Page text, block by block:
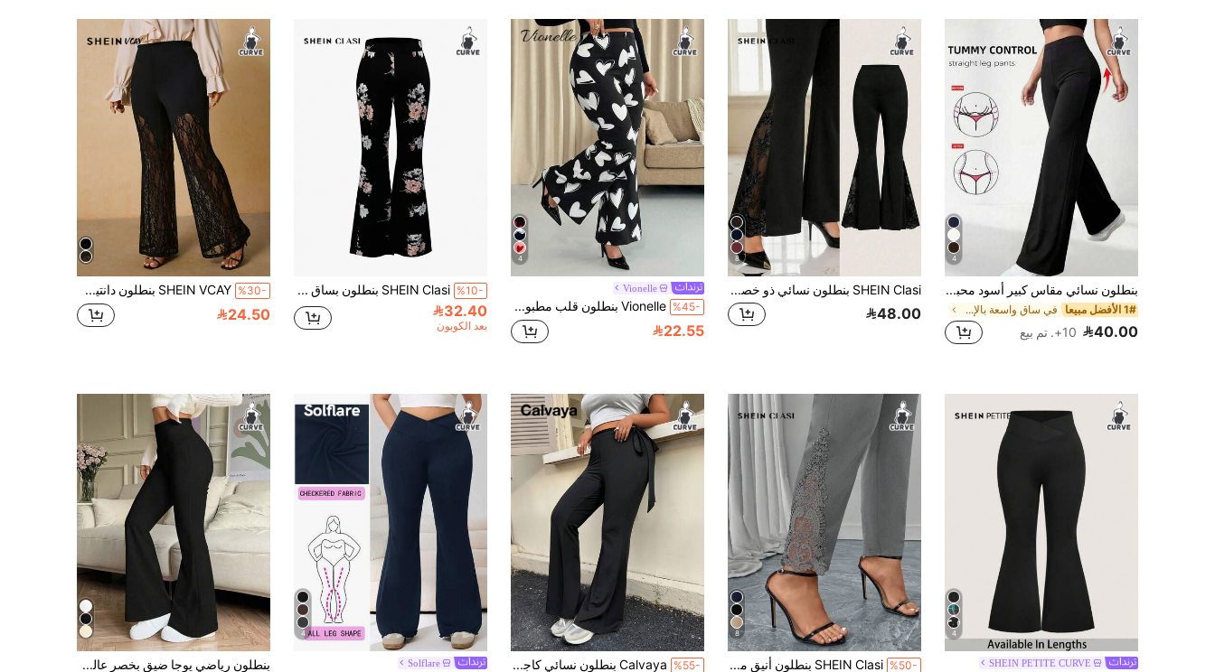
4
بنطلون نسائي مقاس كبير أسود محبوك بقصة واسعة، بنطلون طويل مستقيم الساق بمرونة عالية، قماش ناعم وقابل للتنفس، ملابس رياضية وكاجوال
1# الأفضل مبيعا في ساق واسعة بالإضافة إلى حجم القيعان
40.00 10+. تم بيع
8
SHEIN Clasi بنطلون نسائي ذو خصر مطاطي لون أحادي مع تباين الدانتيل المنفرج لأحجام كبيرة
48.00
4
Vionelle
%45- Vionelle بنطلون قلب مطبوع أنيق مرن ذو قصة واسعة، بنطلون مطبوع بالقلوب باللونين الأسود والأبيض، بنطلون ساق واسعة للنساء، بنطلون مطبوع
22.55
%10- SHEIN Clasi بنطلون بساق واسع طباعة الأزهار مقاس كبير
32.40
بعد الكوبون
%30- SHEIN VCAY بنطلون دانتيل واسع الأرجل للحفلات الرومانسية، بنطلون دانتيل أسود طويل وجذاب للنساء للحفلات والمناسبات في فصلي الخريف والشتاء
24.50
4
SHEIN PETITE CURVE
8
%50- SHEIN Clasi بنطلون أنيق مصنوع من قماش الدانتيل والألوان موحد اللون بتصميم ضيق مناسب للمقاسات الكبيرة %55- Calvaya بنطلون نسائي كاجوال بقصة واسعة للساق مع عقدة جانبية، مقاسات كبيرة
4
Solflare بنطلون رياضي يوجا ضيق بخصر عالي وقصة واسعة من الأسفل، لون موحد، مرن، مقاس كبير، بنطلون ضاغط للجري واللياقة البدنية، أسود